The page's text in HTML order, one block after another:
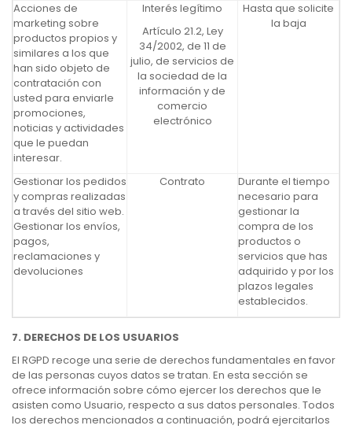
Acciones de
marketing sobre
productos propios y
similares a los que
han sido objeto de
contratación con
usted para enviarle
promociones,
noticias y actividades
que le puedan
interesar.
Interés legítimo
Artículo 21.2, Ley
34/2002, de 11 de
julio, de servicios de
la sociedad de la
información y de
comercio
electrónico
Hasta que solicite
la baja
Gestionar los pedidos
y compras realizadas
a través del sitio web.
Gestionar los envíos,
pagos,
reclamaciones y
devoluciones
Contrato
Durante el tiempo
necesario para
gestionar la
compra de los
productos o
servicios que has
adquirido y por los
plazos legales
establecidos.
7. DERECHOS DE LOS USUARIOS
El RGPD recoge una serie de derechos fundamentales en favor
de las personas cuyos datos se tratan. En esta sección se
ofrece información sobre cómo ejercer los derechos que le
asisten como Usuario, respecto a sus datos personales. Todos
los derechos mencionados a continuación, podrá ejercitarlos